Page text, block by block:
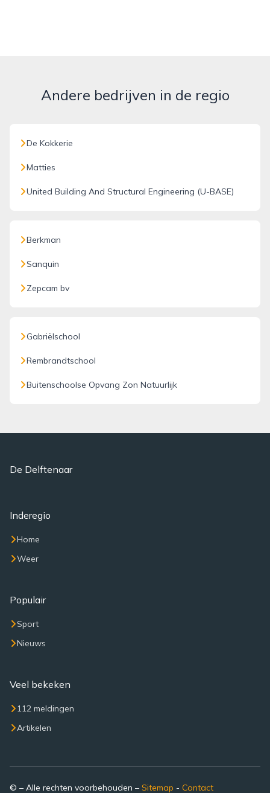
Andere bedrijven in de regio
De Kokkerie
Matties
United Building And Structural Engineering (U-BASE)
Berkman
Sanquin
Zepcam bv
Gabriëlschool
Rembrandtschool
Buitenschoolse Opvang Zon Natuurlijk
De Delftenaar
Inderegio
Home
Weer
Populair
Sport
Nieuws
Veel bekeken
112 meldingen
Artikelen
© – Alle rechten voorbehouden – Sitemap - Contact